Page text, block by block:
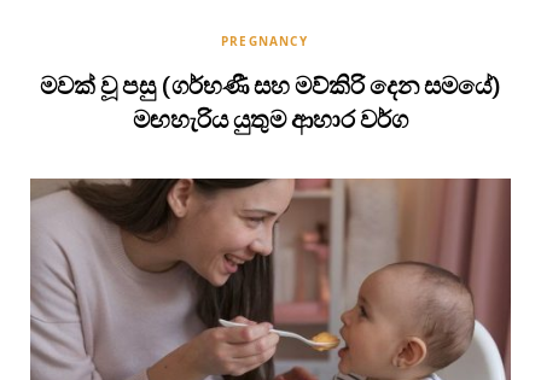
PREGNANCY
මවක් වූ පසු (ගර්භණී සහ මව්කිරි දෙන සමයේ)
මඟහැරිය යුතුම ආහාර වර්ග